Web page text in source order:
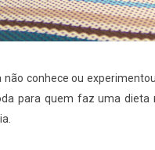
conhece ou
para quem faz uma dieta